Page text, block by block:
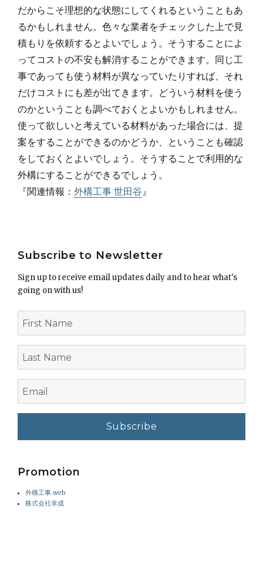
だからこそ理想的な状態にしてくれるということもあ
るかもしれません。色々な業者をチェックした上で見
積もりを依頼するとよいでしょう。そうすることによ
ってコストの不安も解消することができます。同じ工
事であっても使う材料が異なっていたりすれば、それ
だけコストにも差が出てきます。どういう材料を使う
のかということも調べておくとよいかもしれません。
使って欲しいと考えている材料があった場合には、提
案をすることができるのかどうか、ということも確認
をしておくとよいでしょう。そうすることで利用的な
外構にすることができるでしょう。
『関連情報： 外構工事 世田谷 』
Subscribe to Newsletter
Sign up to receive email updates daily and to hear what's
going on with us!
First
Name
Name
Promotion
外構工事.web
株式会社幸成